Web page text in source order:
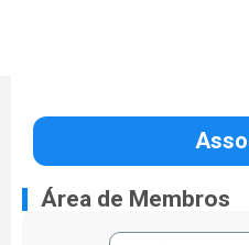
Área de Membros